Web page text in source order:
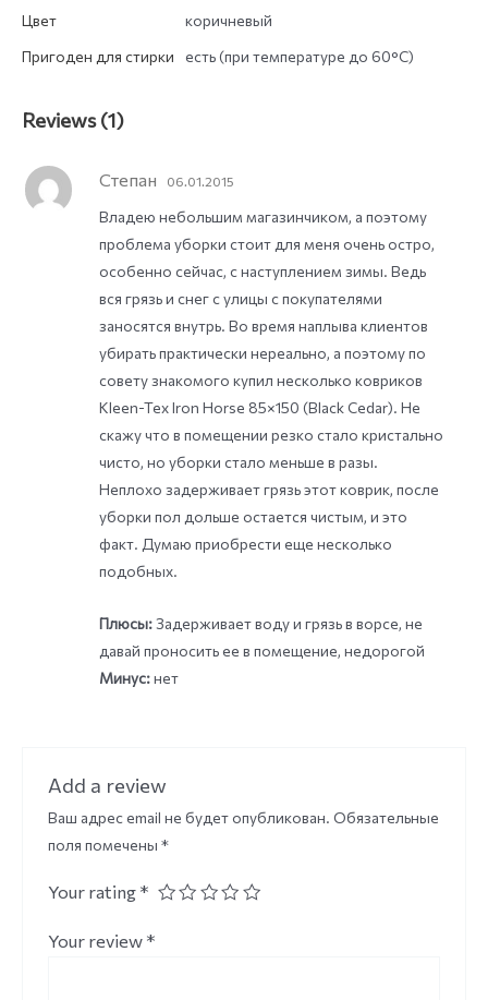
Цвет
коричневый
Пригоден для стирки
есть (при температуре до 60°C)
Reviews (1)
Степан 06.01.2015
Владею небольшим магазинчиком, а поэтому
проблема уборки стоит для меня очень остро,
особенно сейчас, с наступлением зимы. Ведь
вся грязь и снег с улицы с покупателями
заносятся внутрь. Во время наплыва клиентов
убирать практически нереально, а поэтому по
совету знакомого купил несколько ковриков
Kleen-Tex Iron Horse 85×150 (Black Cedar). Не
скажу что в помещении резко стало кристально
чисто, но уборки стало меньше в разы.
Неплохо задерживает грязь этот коврик, после
уборки пол дольше остается чистым, и это
факт. Думаю приобрести еще несколько
подобных.
Плюсы:Задерживает воду и грязь в ворсе, не
давай проносить ее в помещение, недорогой
Минус:нет
Add a review
Ваш адрес email не будет опубликован. Обязательные
поля помечены *
Your rating *
Your review *